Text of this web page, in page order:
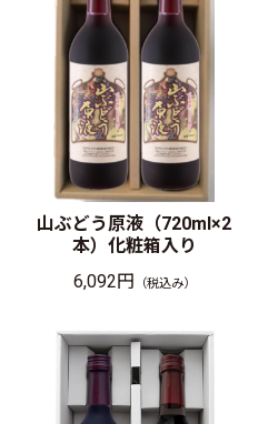
山ぶどう原液（720ml×2
本）化粧箱入り
6,092円 （税込み）